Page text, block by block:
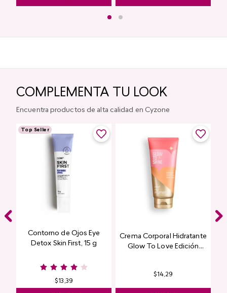
COMPLEMENTA TU LOOK
Encuentra productos de alta calidad en Cyzone
Top Seller
Contorno de Ojos Eye
Detox Skin First, 15 g
$13,39
Crema Corporal Hidratante
Glow To Love Edición
$14,29